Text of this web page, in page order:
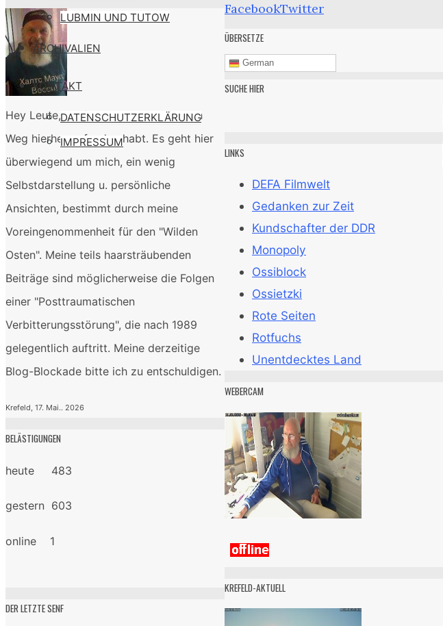
LUBMIN UND TUTOW
ARCHIVALIEN
KONTAKT
DATENSCHUTZERKLÄRUNG
IMPRESSUM
Hey Leute, ich freue mich, daß ihr den
Weg hierher gefunden habt. Es geht hier
überwiegend um mich, ein wenig
Selbstdarstellung u. persönliche
Ansichten, bestimmt durch meine
Voreingenommenheit für den "Wilden
Osten". Meine teils haarsträubenden
Beiträge sind möglicherweise die Folgen
einer "Posttraumatischen
Verbitterungsstörung", die nach 1989
gelegentlich auftritt. Meine derzeitige
Blog-Blockade bitte ich zu entschuldigen.
Krefeld, 17. Mai.. 2026
BELÄSTIGUNGEN
heute 483
gestern 603
online 1
DER LETZTE SENF
FacebookTwitter
ÜBERSETZE
German
SUCHE HIER
LINKS
DEFA Filmwelt
Gedanken zur Zeit
Kundschafter der DDR
Monopoly
Ossiblock
Ossietzki
Rote Seiten
Rotfuchs
Unentdecktes Land
WEBERCAM
KREFELD-AKTUELL